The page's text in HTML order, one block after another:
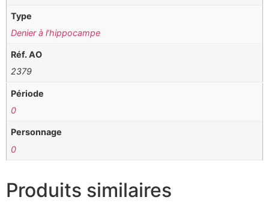
Type
Denier à l’hippocampe
Réf. AO
2379
Période
0
Personnage
0
Produits similaires